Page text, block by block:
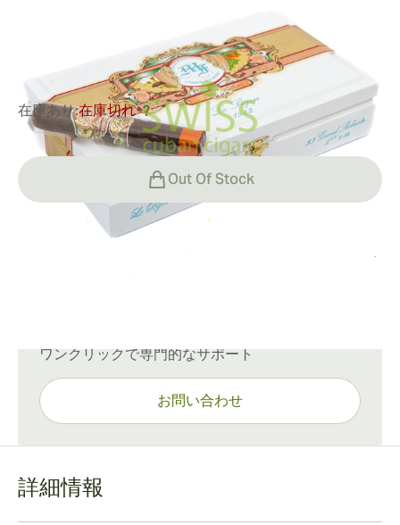
レビュー
在庫あり:在庫切れ ?
Out Of Stock
ワンクリックで専門的なサポート
お問い合わせ
詳細情報